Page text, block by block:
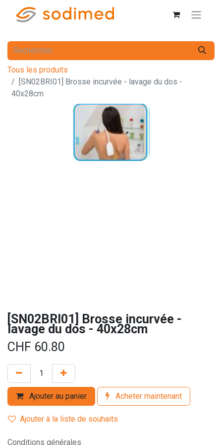
Tous les produits
[SN02BRI01] Brosse incurvée - lavage du dos -
40x28cm
[SN02BRI01] Brosse incurvée -
lavage du dos - 40x28cm
CHF 60.80
Ajouter au panier Acheter maintenant
Ajouter à la liste de souhaits
Conditions générales